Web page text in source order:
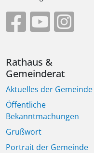
Rathaus &
Gemeinderat
Aktuelles der Gemeinde
Öffentliche
Bekanntmachungen
Grußwort
Portrait der Gemeinde